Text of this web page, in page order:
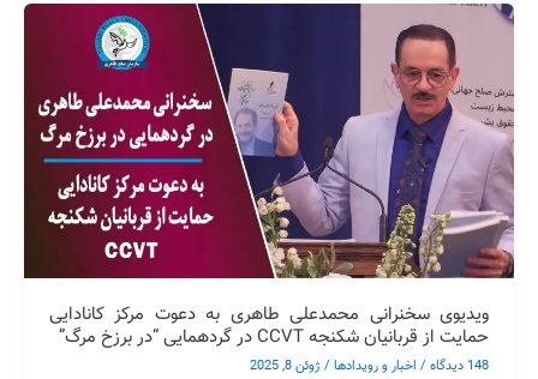
ویدیوی سخنرانی محمدعلی طاهری به دعوت مرکز کانادایی
حمایت از قربانیان شکنجه CCVT در گردهمایی “در برزخ مرگ”
148 دیدگاه / اخبار و رویدادها/ ژوئن 8, 2025
ویدیوی
سخنرانی
محمدعلی
طاهری
به
دعوت
مرکز
کانادایی
حمایت
از
قربانیان
شکنجه
CCVT
در